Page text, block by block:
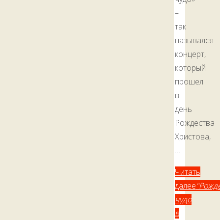
–
так
назывался
концерт,
который
прошел
в
день
Рождества
Христова,
…
Читать
далее
чудо
в